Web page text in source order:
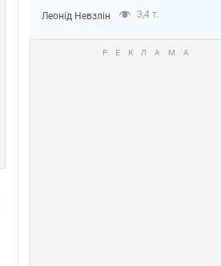
Леонід Невзлін 3,4 т.